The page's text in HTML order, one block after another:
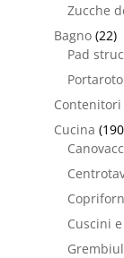
Zucche
Bagno (22)
Pad
Contenitori
Cucina
Cuscini